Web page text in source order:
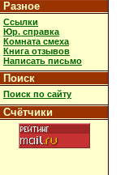
Разное
Ссылки
Юр. справка
Комната смеха
Книга отзывов
Написать письмо
Поиск
Поиск по сайту
Счётчики